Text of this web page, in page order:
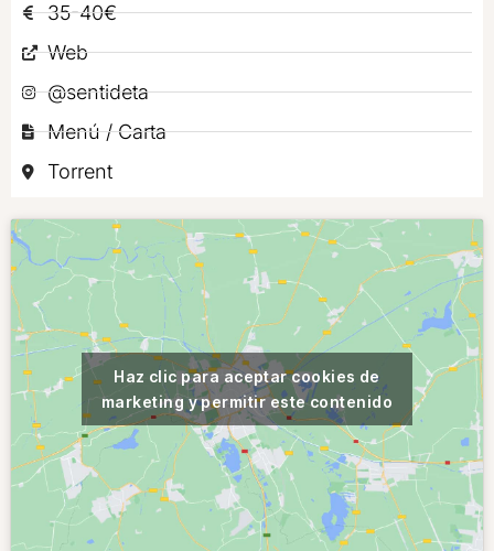
35-40€
Web
@sentideta
Menú / Carta
Torrent
Haz clic para aceptar cookies de
marketing y permitir este contenido